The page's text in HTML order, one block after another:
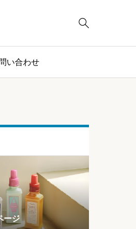

い合わせ
ング
ージ
ージ